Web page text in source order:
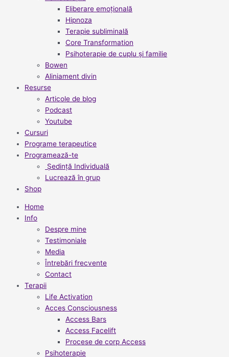
Eliberare emoțională
Hipnoza
Terapie subliminală
Core Transformation
Psihoterapie de cuplu și familie
Bowen
Aliniament divin
Resurse
Articole de blog
Podcast
Youtube
Cursuri
Programe terapeutice
Programează-te
Ședință Individuală
Lucrează în grup
Shop
Home
Info
Despre mine
Testimoniale
Media
Întrebări frecvente
Contact
Terapii
Life Activation
Acces Consciousness
Access Bars
Access Facelift
Procese de corp Access
Psihoterapie